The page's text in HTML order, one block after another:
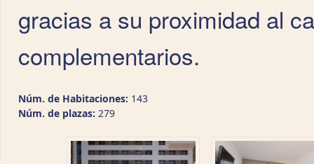
gracias a su proximidad al
complementarios.
Núm. de Habitaciones: 143
Núm. de plazas: 279